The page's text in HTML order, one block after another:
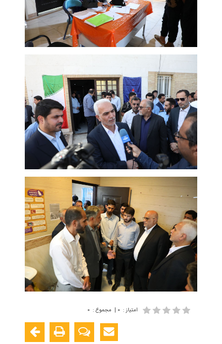
امتیاز: ۰ | مجموع : ۰